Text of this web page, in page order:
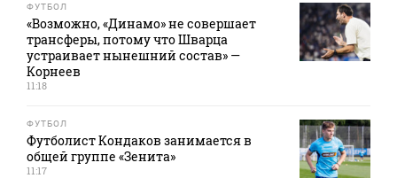
ФУТБОЛ
«Возможно, «Динамо» не совершает
трансферы, потому что Шварца
устраивает нынешний состав» —
Корнеев
11:18
ФУТБОЛ
Футболист Кондаков занимается в
общей группе «Зенита»
11:17